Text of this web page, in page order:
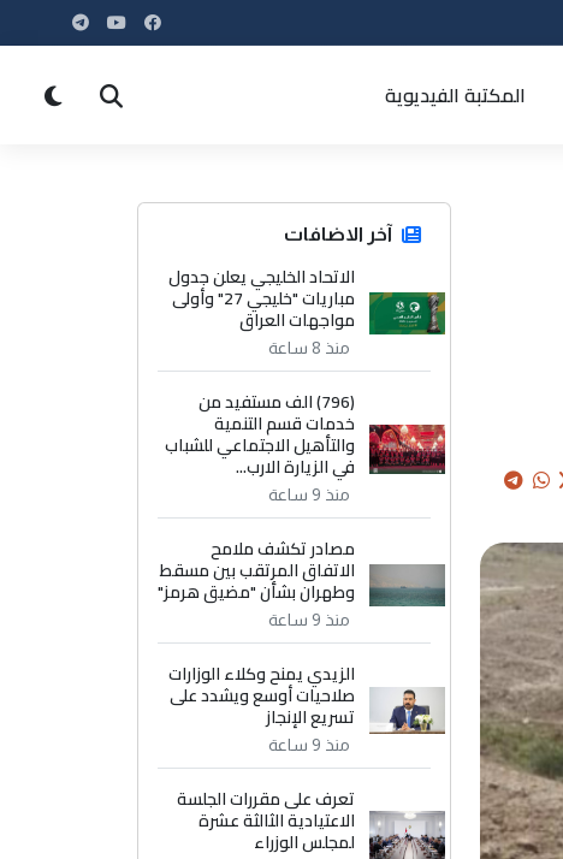
المكتبة الفيديوية
آخر الاضافات
الاتحاد الخليجي يعلن جدول
مباريات "خليجي 27" وأولى
مواجهات العراق
منذ 8 ساعة
(796) الف مستفيد من
خدمات قسم التنمية
والتأهيل الاجتماعي للشباب
في الزيارة الارب...
منذ 9 ساعة
مصادر تكشف ملامح
الاتفاق المرتقب بين مسقط
وطهران بشأن "مضيق هرمز"
منذ 9 ساعة
الزيدي يمنح وكلاء الوزارات
صلاحيات أوسع ويشدد على
تسريع الإنجاز
منذ 9 ساعة
تعرف على مقررات الجلسة
الاعتيادية الثالثة عشرة
لمجلس الوزراء